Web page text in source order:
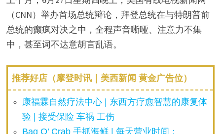
（CNN）举办首场总统辩论，拜登总统在与特朗普前
总统的癫疯对决之中，全程声音嘶哑、注意力不集
中，甚至词不达意胡言乱语。
推荐好店（摩登时讯｜美西新闻 黄金广告位）
康福霖自然疗法中心 | 东西方疗愈智慧的康复体
验 | 接受保险 车祸 工伤
Bag O’ Crab 手抓海鲜 | 每天营业时间：